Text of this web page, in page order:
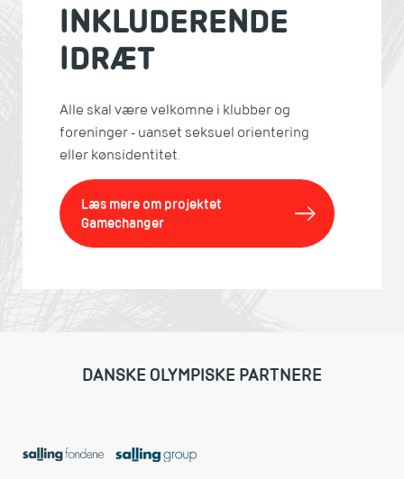
INKLUDERENDE
IDRÆT
Alle skal være velkomne i klubber og
foreninger - uanset seksuel orientering
eller kønsidentitet.
Læs mere om projektet
Gamechanger
DANSKE OLYMPISKE PARTNERE